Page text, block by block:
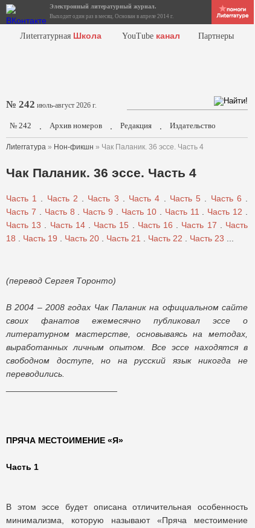
Электронный литературный журнал.
Выходит один раз в месяц. Основан в апреле 2014 г.
Лиterraтурная Школа YouTube канал Партнеры
№ 242 июль-август 2026 г.
№ 242 . Архив номеров . Редакция . Издательство
Лиterraтура » Нон-фикшн » Чак Паланик. 36 эссе. Часть 4
Чак Паланик. 36 эссе. Часть 4
Часть 1 Часть 2 Часть 3 Часть 4 Часть 5 Часть 6
Часть 7
Часть 8 Часть 9 Часть 10. Часть 11 Часть 12
Часть 13
Часть 14. Часть 15 Часть 16 Часть 17
Часть
18
Часть 19 Часть 20 Часть 21 Часть 22 Часть 23
(перевод Cергея Торонто)
В 2004 – 2008 годах Чак Паланик на официальном сайте
своих фанатов ежемесячно публиковал эссе о
литературном мастерстве, основываясь на методах,
выработанных личным опытом. Все эссе находятся в
свободном доступе, но на русский язык никогда не
переводились.
ПРЯЧА МЕСТОИМЕНИЕ «Я»
Часть 1
В этом эссе будет описана отличительная особенность
минимализма, которую называют «Пряча местоимение